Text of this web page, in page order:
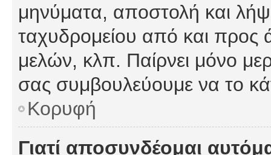
μηνύματα, αποστολή και
ταχυδρομείου από και προς
μελών, κλπ. Παίρνει μόνο
σας συμβουλεύουμε να το
Κορυφή
Γιατί αποσυνδέομαι